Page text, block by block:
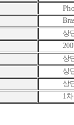
상
상
상
상
1